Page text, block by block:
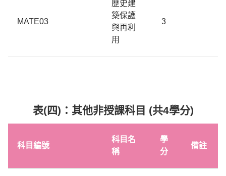
MATE03
歷史建
築保護
與再利
用
3
表(四)：其他非授課科目 (共4學分)
科目編號
科目名
稱
學
分
備註